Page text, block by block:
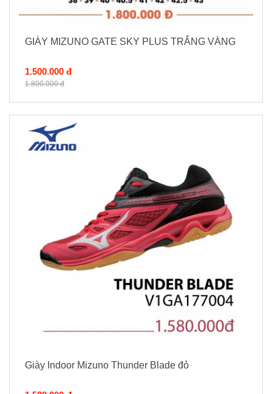
GIÀY MIZUNO GATE SKY PLUS TRẮNG VÀNG
1.500.000 đ
1.800.000 đ
Giày Indoor Mizuno Thunder Blade đỏ